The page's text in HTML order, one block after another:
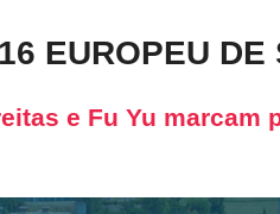
EUROPEU DE
e Fu Yu marcam